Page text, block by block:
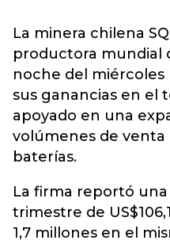
La minera chilena
productora mundial
noche del
sus ganancias en el
apoyado en una
volúmenes de venta
baterías.
La firma reportó
trimestre de
1,7 millones en el